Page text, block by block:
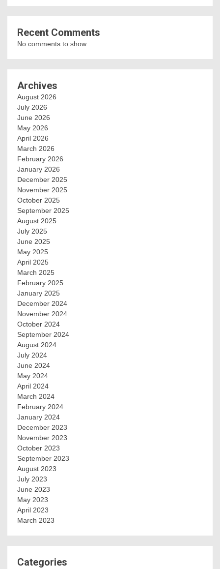
Recent Comments
No comments to show.
Archives
August 2026
July 2026
June 2026
May 2026
April 2026
March 2026
February 2026
January 2026
December 2025
November 2025
October 2025
September 2025
August 2025
July 2025
June 2025
May 2025
April 2025
March 2025
February 2025
January 2025
December 2024
November 2024
October 2024
September 2024
August 2024
July 2024
June 2024
May 2024
April 2024
March 2024
February 2024
January 2024
December 2023
November 2023
October 2023
September 2023
August 2023
July 2023
June 2023
May 2023
April 2023
March 2023
Categories